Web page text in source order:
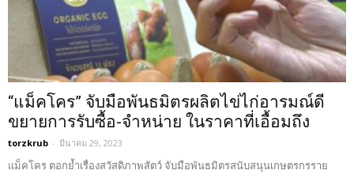
“แม็คโคร” จับมือพันธมิตรผลิตไข่ไก่อารมณ์ดี
ขยายการรับซื้อ-จำหน่าย ในราคาที่เอื้อมถึง
torzkrub - มีนาคม 29, 2023
แม็คโคร ตอกย้ำเรื่องสวัสดิภาพสัตว์ จับมือพันธมิตรสนับสนุนเกษตรกรราย